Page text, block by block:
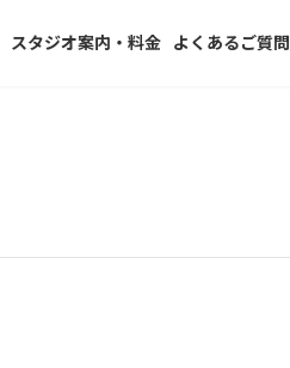
スタジオ案内・料金 よくあるご質問